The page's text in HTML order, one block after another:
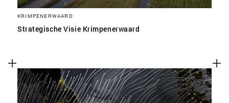
KRIMPENERWAARD
Strategische Visie Krimpenerwaard